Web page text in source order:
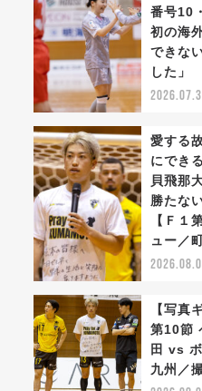
番号10
初の海
できな
した」
2026.07.31
愛する
にでき
貝飛那
勝たな
【Ｆ１
ュー／
【写真
第10節
田 vs
九州／